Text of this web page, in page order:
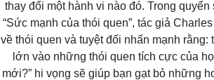
thay đổi một hành vi nào đó. Trong
“Sức mạnh của thói quen”, tác giả
về thói quen và tuyệt đối nhấn mạnh
lớn vào những thói quen tích cực của
mới?” hi vọng sẽ giúp bạn gạt bỏ những